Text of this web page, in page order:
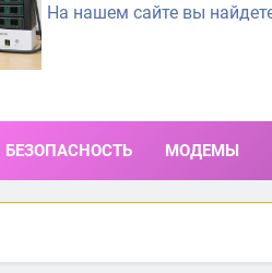
На нашем сайте вы
БЕЗОПАСНОСТЬ МОДЕМЫ